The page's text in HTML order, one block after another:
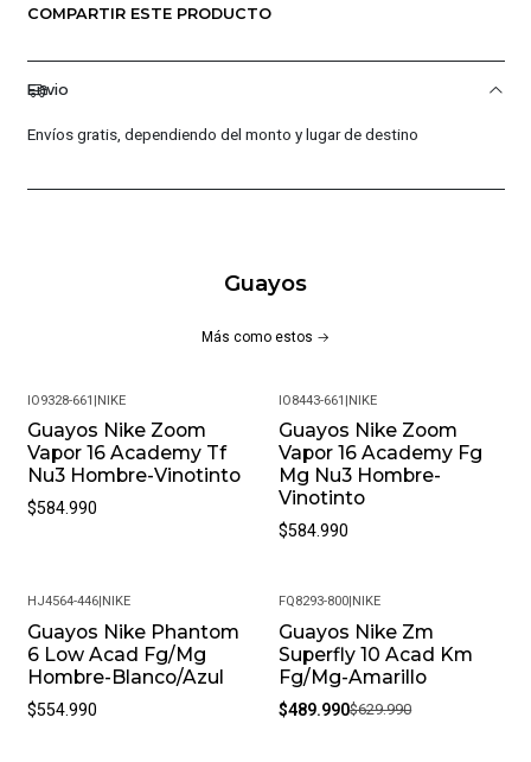
Micropuntos En La Parte Superior: Los Micropuntos
Pasar, Ofreciendo Un Control Del Balón Preciso Y Eliminando
Que Las Líneas Moldeadas En El Maletero Proporcionan Un
Ajuste Mejorado Y Un Control Óptimo.
Ajuste Natural Y Contorneado:
Cuero Flytouch Lite: Este Cuero Diseñado Es Increíblemente
Suave Y Se Amolda Al Pie Sin Estirar Demasiado El Material,
Brindando Una Comodidad Excepcional.
Construcción De La Lengüeta: La Lengüeta Con Acolchado
Adicional Proporciona Una Sensación De Seguridad Y
Tracción Para El Campo:
Tacos Cónicos En El Talón: La Placa Coloca Tacos Cónicos
En El Talón Para Ofrecer Una Tracción Y Estabilidad Óptimas,
COMPARTIR ESTE PRODUCTO
Envio
Envíos gratis, dependiendo del monto y lugar de destino
Guayos
Más como estos
IO9328-661 |NIKE
Guayos Nike Zoom
Vapor 16 Academy Tf
Nu3 Hombre-Vinotinto
$584.990
IO8443-661 |NIKE
Guayos Nike Zoom
Vapor 16 Academy Fg
Mg Nu3 Hombre-
Vinotinto
$584.990
HJ4564-446| NIKE
Guayos Nike Phantom
6 Low Acad Fg/Mg
Hombre-Blanco/Azul
$554.990
-22%
FQ8293-800 NIKE
Guayos Nike Zm
Superfly 10 Acad Km
Fg/Mg-Amarillo
$489.990$629.990